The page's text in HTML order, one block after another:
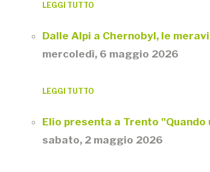
LEGGI TUTTO
Dalle Alpi a Chernobyl, le
mercoledì, 6 maggio 2026
LEGGI TUTTO
Elio presenta a Trento
sabato, 2 maggio 2026